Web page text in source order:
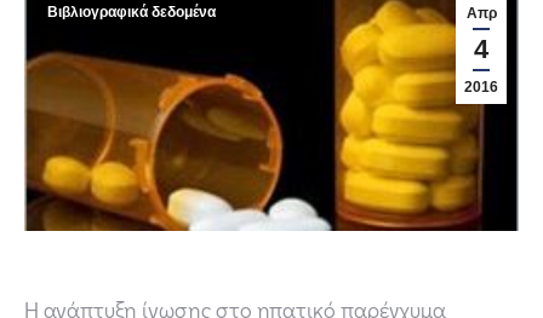
Απρ
4
2016
Βιβλιογραφικά δεδομένα
Η ανάπτυξη ίνωσης στο ηπατικό παρέγχυμα